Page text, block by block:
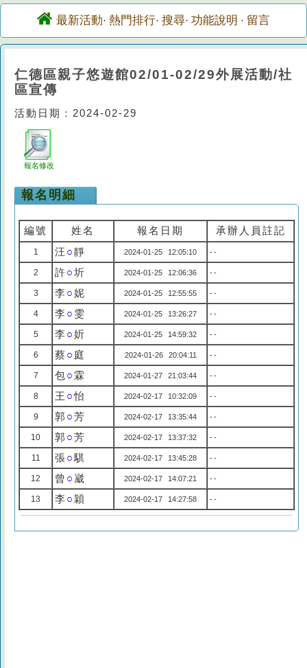
最新活動· 熱門排行· 搜尋· 功能說明 · 留言
仁德區親子悠遊館02/01-02/29外展活動/社
區宣傳
活動日期：2024-02-29
報名修改
報名明細
編號 姓名 報名日期 承辦人員註記
1 汪 ○靜 2024-01-25 12:05:10 --
2 許○圻 2024-01-25 12:06:36 --
3 李○妮 2024-01-25 12:55:55 --
4 李○ 雯 2024-01-25 13:26:27 --
5 李○妡 2024-01-25 14:59:32 --
6 蔡○ 庭 2024-01-26 20:04:11 --
7 包○ 霖 2024-01-27 21:03:44 --
8 王 ○怡 2024-02-17 10:32:09 --
9 郭 ○芳 2024-02-17 13:35:44 --
10 郭 ○芳 2024-02-17 13:37:32 --
11 張○騏 2024-02-17 13:45:28 --
12 曾 ○ 崴 2024-02-17 14:07:21 --
13 李○ 穎 2024-02-17 14:27:58 --